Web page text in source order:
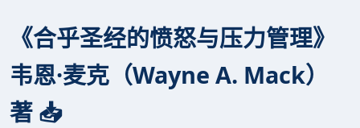
《合乎圣经的愤怒与压力管理》
韦恩·麦克（Wayne A. Mack）
著 📥